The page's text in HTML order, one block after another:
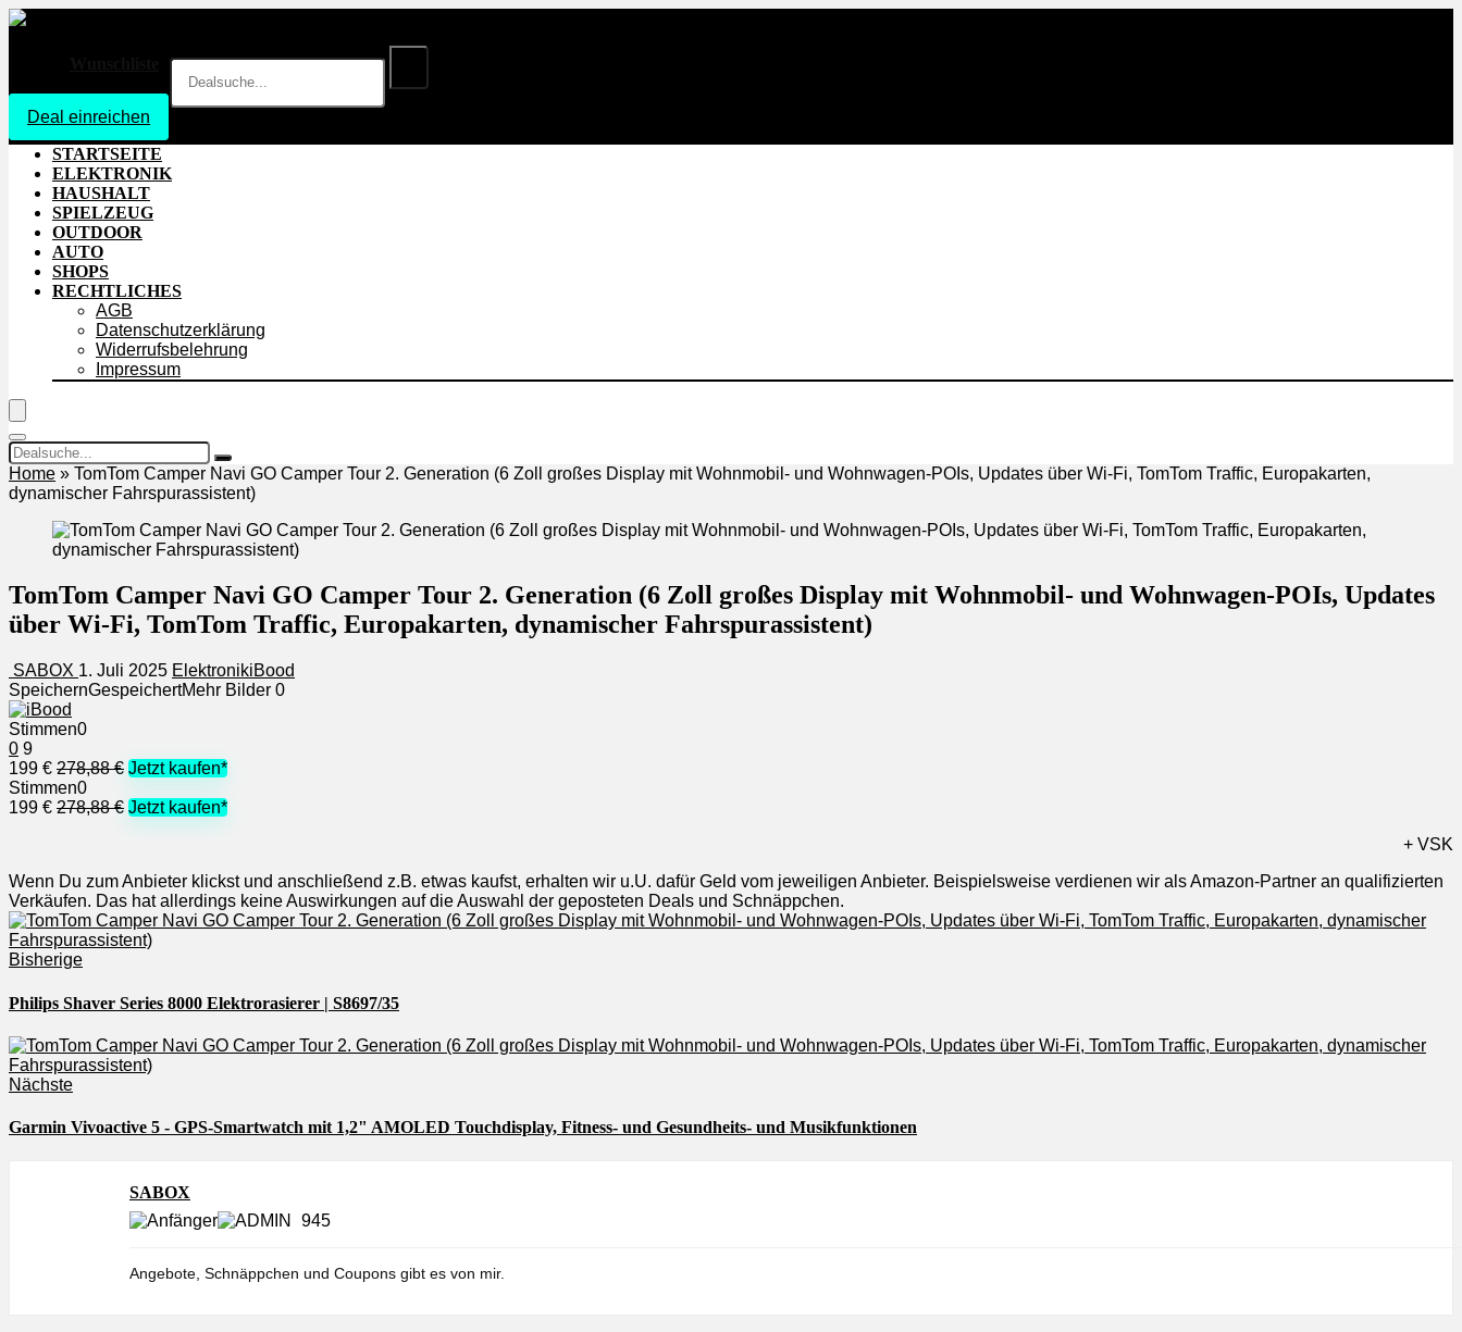
Deal einreichen
STARTSEITE
ELEKTRONIK
HAUSHALT
SPIELZEUG
OUTDOOR
AUTO
SHOPS
RECHTLICHES
AGB
Datenschutzerklärung
Widerrufsbelehrung
Impressum
Home » TomTom Camper Navi GO Camper Tour 2. Generation (6 Zoll großes Display mit Wohnmobil- und Wohnwagen-POIs, Updates über Wi-Fi, TomTom Traffic, Europakarten,
dynamischer Fahrspurassistent)
TomTom Camper Navi GO Camper Tour 2. Generation (6 Zoll großes Display mit Wohnmobil- und Wohnwagen-POIs, Updates
über Wi-Fi, TomTom Traffic, Europakarten, dynamischer Fahrspurassistent)
SABOX 1. Juli 2025 ElektronikiBood
SpeichernGespeichertMehr Bilder 0
Stimmen0
0 9
199 € 278,88 € Jetzt kaufen*
Stimmen0
199 € 278,88 € Jetzt kaufen*
+ VSK
Wenn Du zum Anbieter klickst und anschließend z.B. etwas kaufst, erhalten wir u.U. dafür Geld vom jeweiligen Anbieter. Beispielsweise verdienen wir als Amazon-Partner an qualifizierten
Verkäufen. Das hat allerdings keine Auswirkungen auf die Auswahl der geposteten Deals und Schnäppchen.
Bisherige
Philips Shaver Series 8000 Elektrorasierer | S8697/35
Nächste
Garmin Vivoactive 5 - GPS-Smartwatch mit 1,2" AMOLED Touchdisplay, Fitness- und Gesundheits- und Musikfunktionen
SABOX
945
Angebote, Schnäppchen und Coupons gibt es von mir.